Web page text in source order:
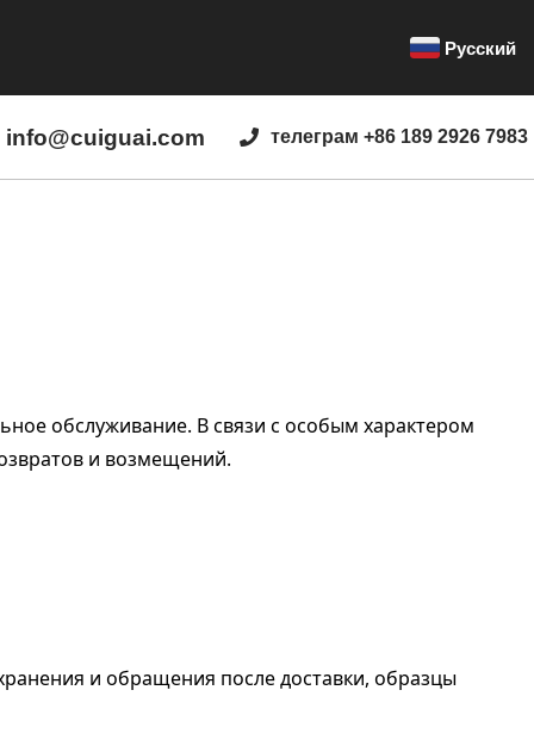
Русский
info@cuiguai.com телеграм +86 189 2926 7983
обслуживание. В связи с особым характером
и возмещений.
и обращения после доставки, образцы